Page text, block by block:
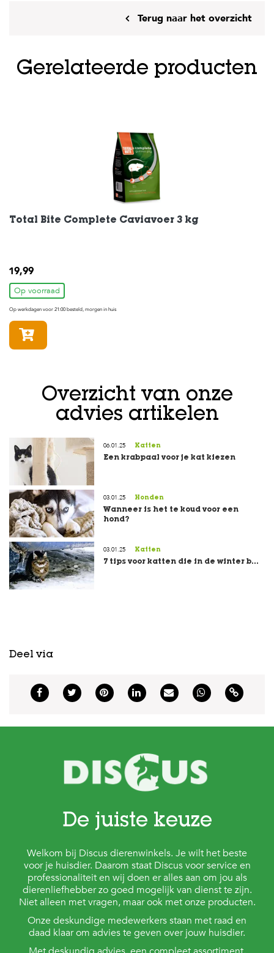
Terug naar het overzicht
Gerelateerde producten
Total Bite Complete Caviavoer 3 kg
19,99
Op voorraad
Op werkdagen voor 21:00 besteld, morgen in huis
Overzicht van onze
advies artikelen
06.01.25 Katten
Een krabpaal voor je kat kiezen
03.01.25 Honden
Wanneer is het te koud voor een
hond?
03.01.25 Katten
7 tips voor katten die in de winter b...
Deel via
De juiste keuze
Welkom bij Discus dierenwinkels. Je wilt het beste
voor je huisdier. Daarom staat Discus voor service en
professionaliteit en wij doen er alles aan om jou als
dierenliefhebber zo goed mogelijk van dienst te zijn.
Niet alleen met vragen, maar ook met onze producten.
Onze deskundige medewerkers staan met raad en
daad klaar om advies te geven over jouw huisdier.